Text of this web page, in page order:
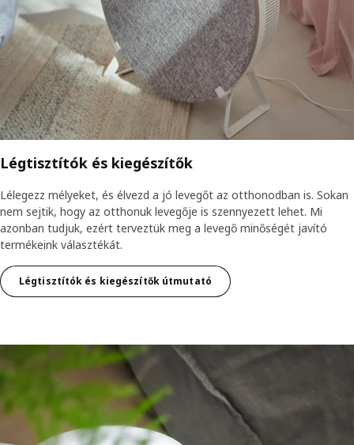
Légtisztítók és kiegészítők
Lélegezz mélyeket, és élvezd a jó levegőt az otthonodban is. Sokan
nem sejtik, hogy az otthonuk levegője is szennyezett lehet. Mi
azonban tudjuk, ezért terveztük meg a levegő minőségét javító
termékeink választékát.
Légtisztítók és kiegészítők útmutató